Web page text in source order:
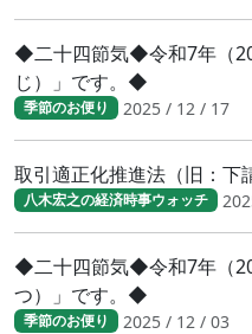
◆二十四節気◆令和7年（
じ）」です。◆
季節のお便り 2025 / 12 / 17
取引適正化推進法（旧：下
八木宏之の経済時事ウォッチ
◆二十四節気◆令和7年（
つ）」です。◆
季節のお便り 2025 / 12 / 03